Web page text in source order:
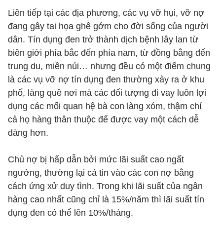
Liên tiếp tại các địa phương, các vụ vỡ hụi, vỡ nợ
đang gây tai họa ghê gớm cho đời sống của người
dân. Tín dụng đen trở thành dịch bệnh lây lan từ
biên giới phía bắc đến phía nam, từ đồng bằng đến
trung du, miền núi… nhưng đều có một điểm chung
là các vụ vỡ nợ tín dụng đen thường xảy ra ở khu
phố, làng quê nơi mà các đối tượng đi vay luôn lợi
dụng các mối quan hệ bà con làng xóm, thậm chí
cả họ hàng thân thuộc để được vay một cách dễ
dàng hơn.
Chủ nợ bị hấp dẫn bởi mức lãi suất cao ngất
ngưởng, thường lại cả tin vào các con nợ bằng
cách ứng xử duy tình. Trong khi lãi suất của ngân
hàng cao nhất cũng chỉ là 15%/năm thì lãi suất tín
dụng đen có thể lên 10%/tháng.